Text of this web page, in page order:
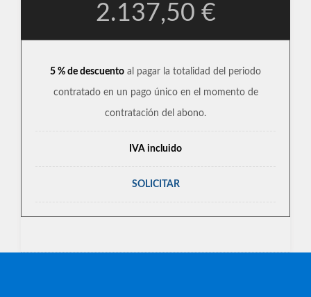
2.137,50 €
5 % de descuento al pagar la totalidad del periodo
contratado en un pago único en el momento de
contratación del abono.
IVA incluido
SOLICITAR